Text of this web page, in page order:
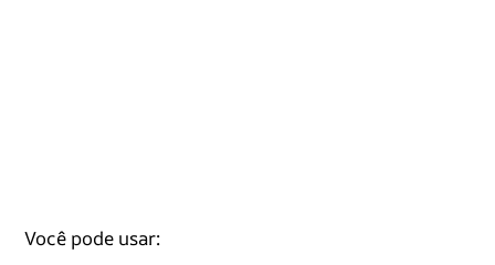
Você pode usar: